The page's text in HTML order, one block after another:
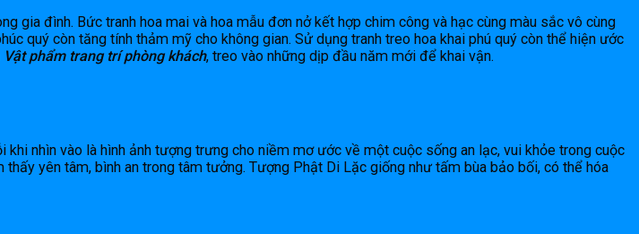
gia đình. Bức tranh hoa mai và hoa mẫu đơn nở kết hợp chim công và hạc cùng màu sắc vô cùng
quý còn tăng tính thảm mỹ cho không gian. Sử dụng tranh treo hoa khai phú quý còn thể hiện ước
Vật phẩm trang trí phòng khách, treo vào những dịp đầu năm mới để khai vận.
nhìn vào là hình ảnh tượng trưng cho niềm mơ ước về một cuộc sống an lạc, vui khỏe trong cuộc
yên tâm, bình an trong tâm tưởng. Tượng Phật Di Lặc giống như tấm bùa bảo bối, có thể hóa